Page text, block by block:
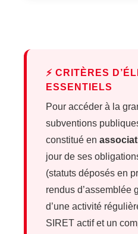
⚡ CRITÈRES
ESSENTIELS
Pour accéder à la
subventions
constitué en
jour de ses
(statuts déposés en
rendus d’assemblée
d’une activité
SIRET actif et un